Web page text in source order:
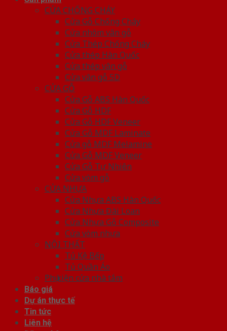
CỬA CHỐNG CHÁY
Cửa Gỗ Chống Cháy
Cửa nhôm vân gỗ
Cửa Thép Chống Cháy
Cửa thép Hàn Quốc
Cửa thép vân gỗ
Cửa vân gỗ 5D
CỬA GỖ
Cửa Gỗ ABS Hàn Quốc
Cửa Gỗ HDF
Cửa Gỗ HDF Veneer
Cửa Gỗ MDF Laminate
Cửa gỗ MDF Melamine
Cửa Gỗ MDF Veneer
Cửa Gỗ Tự Nhiên
Cửa vòm gỗ
CỬA NHỰA
Cửa Nhựa ABS Hàn Quốc
Cửa Nhựa Đài Loan
Cửa Nhựa Gỗ Composite
Cửa vòm nhựa
NỘI THẤT
Tủ Kệ Bếp
Tủ Quần Áo
Phụ kiện cửa nhà tắm
Báo giá
Dự án thực tế
Tin tức
Liên hệ